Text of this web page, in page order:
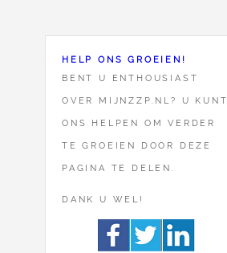
HELP ONS GROEIEN!
BENT U ENTHOUSIAST
OVER MIJNZZP.NL? U KUNT
ONS HELPEN OM VERDER
TE GROEIEN DOOR DEZE
PAGINA TE DELEN.
DANK U WEL!